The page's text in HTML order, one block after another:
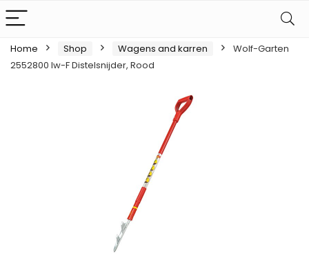
Home Shop Wagens and karren
Wolf-Garten
2552800 Iw-F Distelsnijder, Rood